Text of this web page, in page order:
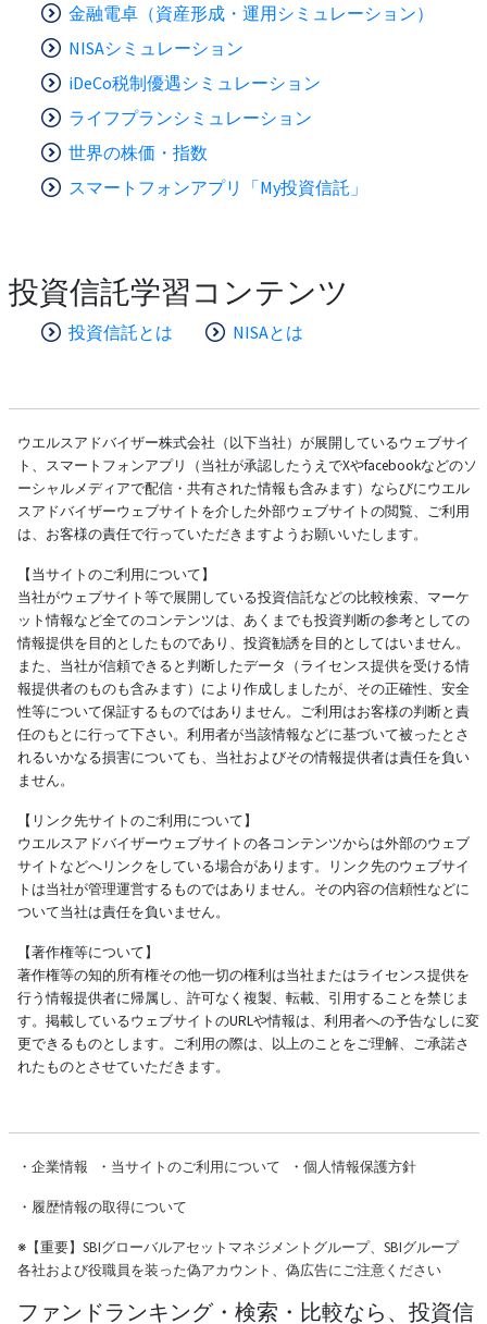
金融電卓（資産形成・運用シミュレーション）
NISAシミュレーション
iDeCo税制優遇シミュレーション
ライフプランシミュレーション
世界の株価・指数
スマートフォンアプリ「My投資信託」
投資信託学習コンテンツ
投資信託とは NISAとは
ウエルスアドバイザー株式会社（以下当社）が展開しているウェブサイ
ト、スマートフォンアプリ（当社が承認したうえでXやfacebookなどのソ
ーシャルメディアで配信・共有された情報も含みます）ならびにウエル
スアドバイザーウェブサイトを介した外部ウェブサイトの閲覧、ご利用
は、お客様の責任で行っていただきますようお願いいたします。
【当サイトのご利用について】
当社がウェブサイト等で展開している投資信託などの比較検索、マーケ
ット情報など全てのコンテンツは、あくまでも投資判断の参考としての
情報提供を目的としたものであり、投資勧誘を目的としてはいません。
また、当社が信頼できると判断したデータ（ライセンス提供を受ける情
報提供者のものも含みます）により作成しましたが、その正確性、安全
性等について保証するものではありません。ご利用はお客様の判断と責
任のもとに行って下さい。利用者が当該情報などに基づいて被ったとさ
れるいかなる損害についても、当社およびその情報提供者は責任を負い
ません。
【リンク先サイトのご利用について】
ウエルスアドバイザーウェブサイトの各コンテンツからは外部のウェブ
サイトなどへリンクをしている場合があります。リンク先のウェブサイ
トは当社が管理運営するものではありません。その内容の信頼性などに
ついて当社は責任を負いません。
【著作権等について】
著作権等の知的所有権その他一切の権利は当社またはライセンス提供を
行う情報提供者に帰属し、許可なく複製、転載、引用することを禁じま
す。掲載しているウェブサイトのURLや情報は、利用者への予告なしに変
更できるものとします。ご利用の際は、以上のことをご理解、ご承諾さ
れたものとさせていただきます。
・ 企業情報 ・ 当サイトのご利用について ・ 個人情報保護方針
・ 履歴情報の取得について
※【重要】SBIグローバルアセットマネジメントグループ、SBIグループ
各社および役職員を装った偽アカウント、偽広告にご注意ください
ファンドランキング・検索・比較なら、投資信